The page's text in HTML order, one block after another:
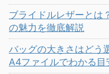
ブライドルレザーとは
の魅力を徹底解説
バッグの大きさはどう
A4ファイルでわかる目